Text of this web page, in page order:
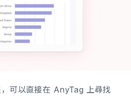
可以直接在 AnyTag 上尋找